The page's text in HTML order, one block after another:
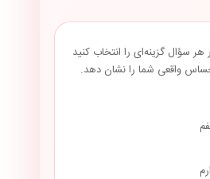
هر سؤال گزینه‌ای را انتخاب کنید
واقعی شما را نشان دهد.